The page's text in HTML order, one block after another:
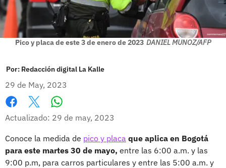
Pico y placa de este 3 de enero de 2023 DANIEL MUNOZ/AFP
Por: Redacción digital La Kalle
29 de May, 2023
Facebook
X
Actualizado: 29 de may, 2023
Conoce la medida de pico y placa que aplica en Bogotá
para este martes 30 de mayo, entre las 6:00 a.m. y las
9:00 p.m, para carros particulares y entre las 5:00 a.m. y